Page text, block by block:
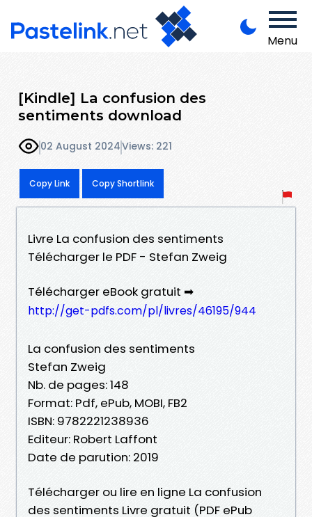
Menu
[Kindle] La confusion des
sentiments download
02 August 2024Views: 221
Copy Link Copy Shortlink
Livre La confusion des sentiments
Télécharger le PDF - Stefan Zweig
Télécharger eBook gratuit ➡
http://get-pdfs.com/pl/livres/46195/944
La confusion des sentiments
Stefan Zweig
Nb. de pages: 148
Format: Pdf, ePub, MOBI, FB2
ISBN: 9782221238936
Editeur: Robert Laffont
Date de parution: 2019
Télécharger ou lire en ligne La confusion
des sentiments Livre gratuit (PDF ePub